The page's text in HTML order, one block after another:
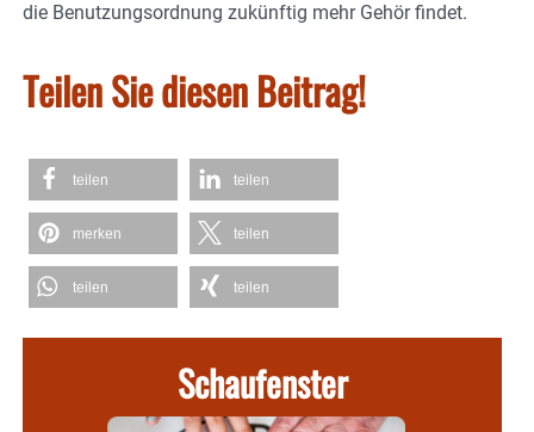
die Benutzungsordnung zukünftig mehr Gehör findet.
Teilen Sie diesen Beitrag!
teilen teilen
merken teilen
teilen teilen
Schaufenster